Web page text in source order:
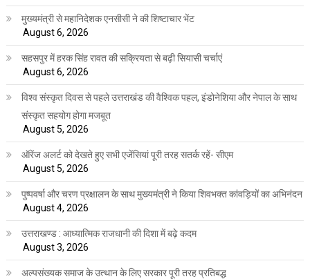
मुख्यमंत्री से महानिदेशक एनसीसी ने की शिष्टाचार भेंट
August 6, 2026
सहसपुर में हरक सिंह रावत की सक्रियता से बढ़ी सियासी चर्चाएं
August 6, 2026
विश्व संस्कृत दिवस से पहले उत्तराखंड की वैश्विक पहल, इंडोनेशिया और नेपाल के साथ
संस्कृत सहयोग होगा मजबूत
August 5, 2026
ऑरेंज अलर्ट को देखते हुए सभी एजेंसियां पूरी तरह सतर्क रहें- सीएम
August 5, 2026
पुष्पवर्षा और चरण प्रक्षालन के साथ मुख्यमंत्री ने किया शिवभक्त कांवड़ियों का अभिनंदन
August 4, 2026
उत्तराखण्ड : आध्यात्मिक राजधानी की दिशा में बढ़े कदम
August 3, 2026
अल्पसंख्यक समाज के उत्थान के लिए सरकार पूरी तरह प्रतिबद्ध